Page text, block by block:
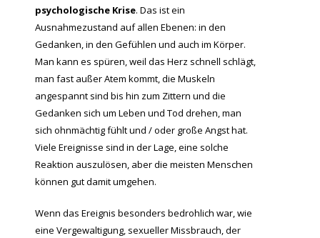
psychologische Krise. Das ist ein
Ausnahmezustand auf allen Ebenen: in den
Gedanken, in den Gefühlen und auch im Körper.
Man kann es spüren, weil das Herz schnell schlägt,
man fast außer Atem kommt, die Muskeln
angespannt sind bis hin zum Zittern und die
Gedanken sich um Leben und Tod drehen, man
sich ohnmächtig fühlt und / oder große Angst hat.
Viele Ereignisse sind in der Lage, eine solche
Reaktion auszulösen, aber die meisten Menschen
können gut damit umgehen.
Wenn das Ereignis besonders bedrohlich war, wie
eine Vergewaltigung, sexueller Missbrauch, der